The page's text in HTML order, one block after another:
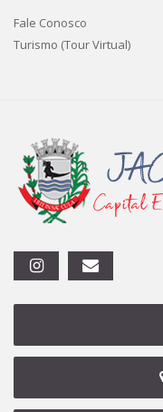
Fale Conosco
Turismo (Tour Virtual)